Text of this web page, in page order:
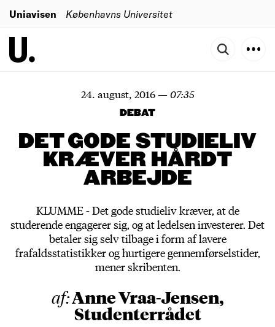
Uniavisen Københavns Universitet
24. august, 2016—07:35
DEBAT
DET GODE STUDIELIV
KRÆVER HÅRDT
ARBEJDE
KLUMME - Det gode studieliv kræver, at de
studerende engagerer sig, og at ledelsen investerer. Det
betaler sig selv tilbage i form af lavere
frafaldsstatistikker og hurtigere gennemførselstider,
mener skribenten.
af:Anne Vraa-Jensen,
Studenterrådet